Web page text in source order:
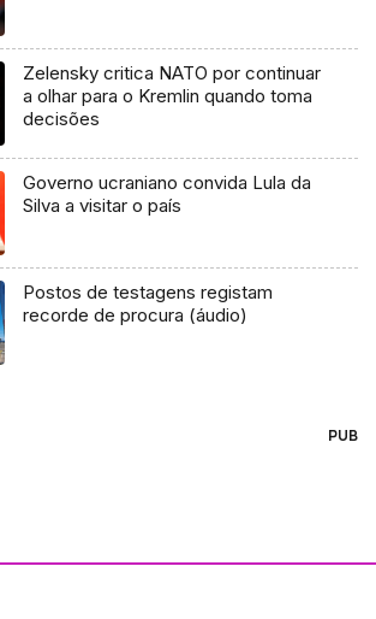
Zelensky critica NATO por continuar
a olhar para o Kremlin quando toma
decisões
Governo ucraniano convida Lula da
Silva a visitar o país
Postos de testagens registam
recorde de procura (áudio)
PUB